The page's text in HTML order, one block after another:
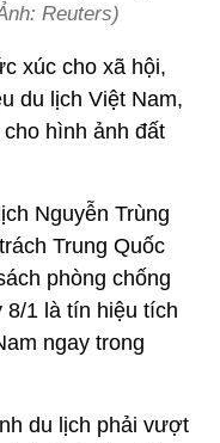
Reuters)
xúc cho xã hội,
du lịch Việt Nam,
hình ảnh đất
Nguyễn Trùng
Trung Quốc
phòng chống
8/1 là tín hiệu tích
ngay trong
du lịch phải vượt